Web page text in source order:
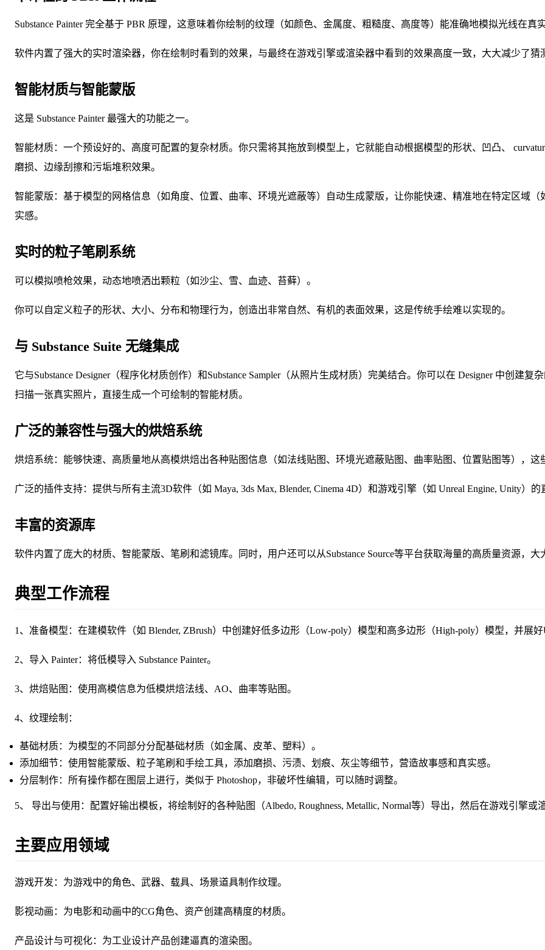
Substance Painter 完全基于 PBR 原理，这意味着你绘制的纹理（如颜色、金属度、粗糙度、高度等）能准确地模拟光线在真
软件内置了强大的实时渲染器，你在绘制时看到的效果，与最终在游戏引擎或渲染器中看到的效果高度一致，大大减少了猜
智能材质与智能蒙版
这是 Substance Painter 最强大的功能之一。
智能材质：一个预设好的、高度可配置的复杂材质。你只需将其拖放到模型上，它就能自动根据模型的形状、凹凸、
磨损、边缘刮擦和污垢堆积效果。
智能蒙版：基于模型的网格信息（如角度、位置、曲率、环境光遮蔽等）自动生成蒙版，让你能快速、精准地在特定区域
实感。
实时的粒子笔刷系统
可以模拟喷枪效果，动态地喷洒出颗粒（如沙尘、雪、血迹、苔藓）。
你可以自定义粒子的形状、大小、分布和物理行为，创造出非常自然、有机的表面效果，这是传统手绘难以实现的。
与 Substance Suite 无缝集成
它与Substance Designer（程序化材质创作）和Substance Sampler（从照片生成材质）完美结合。你可以在 Designer 中创建
扫描一张真实照片，直接生成一个可绘制的智能材质。
广泛的兼容性与强大的烘焙系统
烘焙系统：能够快速、高质量地从高模烘焙出各种贴图信息（如法线贴图、环境光遮蔽贴图、曲率贴图、位置贴图等），这
广泛的插件支持：提供与所有主流3D软件（如 Maya, 3ds Max, Blender, Cinema 4D）和游戏引擎（如 Unreal Engine, Unity）
丰富的资源库
软件内置了庞大的材质、智能蒙版、笔刷和滤镜库。同时，用户还可以从Substance Source等平台获取海量的高质量资源，大
典型工作流程
1、准备模型：在建模软件（如 Blender, ZBrush）中创建好低多边形（Low-poly）模型和高多边形（High-poly）模型，并展好
2、导入 Painter：将低模导入 Substance Painter。
3、烘焙贴图：使用高模信息为低模烘焙法线、AO、曲率等贴图。
4、纹理绘制：
基础材质：为模型的不同部分分配基础材质（如金属、皮革、塑料）。
添加细节：使用智能蒙版、粒子笔刷和手绘工具，添加磨损、污渍、划痕、灰尘等细节，营造故事感和真实感。
分层制作：所有操作都在图层上进行，类似于 Photoshop，非破坏性编辑，可以随时调整。
5、 导出与使用：配置好输出模板，将绘制好的各种贴图（Albedo, Roughness, Metallic, Normal等）导出，然后在游戏引擎或
主要应用领域
游戏开发：为游戏中的角色、武器、载具、场景道具制作纹理。
影视动画：为电影和动画中的CG角色、资产创建高精度的材质。
产品设计与可视化：为工业设计产品创建逼真的渲染图。